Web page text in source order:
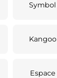
Symbol
Kangoo
Espace